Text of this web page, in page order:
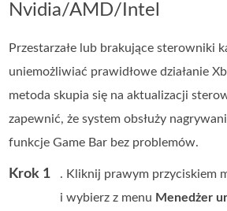
Nvidia/AMD/Intel
Przestarzałe lub brakujące sterowniki
uniemożliwiać prawidłowe działanie
metoda skupia się na aktualizacji
zapewnić, że system obsłuży
funkcje Game Bar bez problemów.
Krok 1 . Kliknij prawym przyciskiem
i wybierz z menu Menedżer